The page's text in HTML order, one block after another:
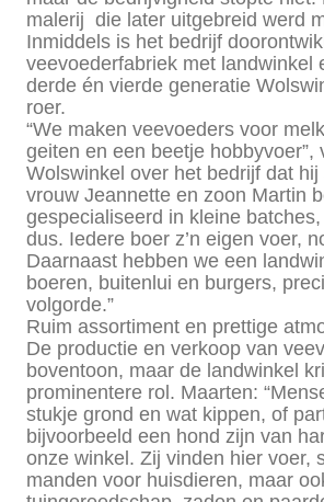
malerij die later uitgebreid werd
Inmiddels is het bedrijf
veevoederfabriek met landwinkel
derde én vierde generatie
roer.
“We maken veevoeders voor
geiten en een beetje hobbyvoer”,
Wolswinkel over het bedrijf dat
vrouw Jeannette en zoon Martin
gespecialiseerd in kleine
dus. Iedere boer z’n eigen voer,
Daarnaast hebben we een
boeren, buitenlui en burgers,
volgorde.”
Ruim assortiment en prettige
De productie en verkoop van
boventoon, maar de landwinkel
prominentere rol. Maarten:
stukje grond en wat kippen, of
bijvoorbeeld een hond zijn van
onze winkel. Zij vinden hier voer,
manden voor huisdieren, maar